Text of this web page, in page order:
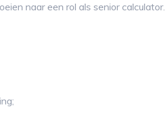
naar een rol als senior calculator.